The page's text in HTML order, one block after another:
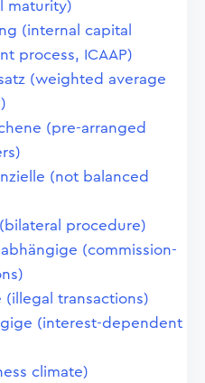
maturity)
(internal capital
process, ICAAP)
(weighted average
(pre-arranged
(not balanced
procedure)
(commission-
transactions)
(interest-dependent
climate)